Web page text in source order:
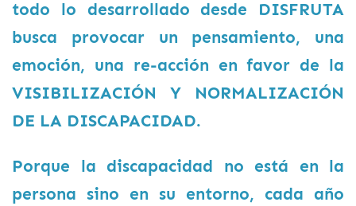
todo lo desarrollado desde DISFRUTA
busca provocar un pensamiento, una
emoción, una re-acción en favor de la
VISIBILIZACIÓN Y NORMALIZACIÓN
DE LA DISCAPACIDAD.
Porque la discapacidad no está en la
persona sino en su entorno, cada año